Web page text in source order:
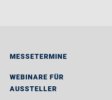
MESSETERMINE
WEBINARE FÜR
AUSSTELLER